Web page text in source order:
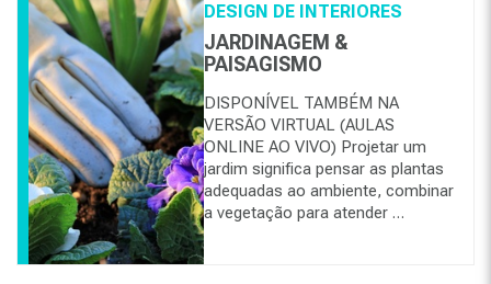
DESIGN DE INTERIORES
JARDINAGEM &
PAISAGISMO
DISPONÍVEL TAMBÉM NA
VERSÃO VIRTUAL (AULAS
ONLINE AO VIVO) Projetar um
jardim significa pensar as plantas
adequadas ao ambiente, combinar
a vegetação para atender …